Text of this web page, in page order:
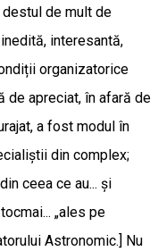
de mult de
interesantă,
organizatorice
de apreciat, în afară de
a fost modul în
din complex;
ceea ce au... și
„ales pe
Astronomic.] Nu